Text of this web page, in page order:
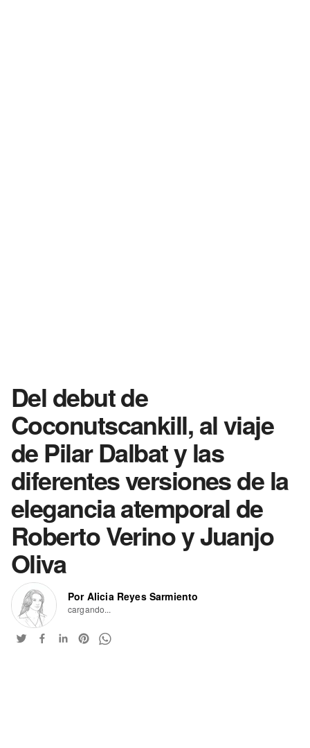
Del debut de
Coconutscankill, al viaje
de Pilar Dalbat y las
diferentes versiones de la
elegancia atemporal de
Roberto Verino y Juanjo
Oliva
Por Alicia Reyes Sarmiento
cargando...